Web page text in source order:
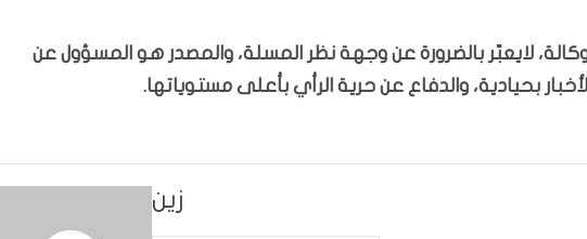
لايعبّر بالضرورة عن وجهة نظر المسلة، والمصدر هو المسؤول عن
بحيادية، والدفاع عن حرية الرأي بأعلى مستوياتها.
زين